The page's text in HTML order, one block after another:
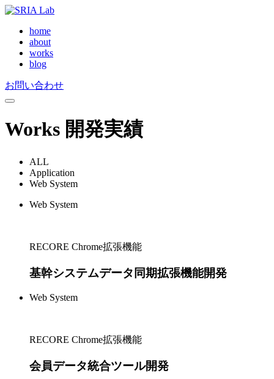
home
about
works
blog
お問い合わせ
Works 開発実績
ALL
Application
Web System
Web System
RECORE Chrome拡張機能
基幹システムデータ同期拡張機能開発
Web System
RECORE Chrome拡張機能
会員データ統合ツール開発